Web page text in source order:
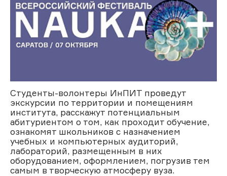
Студенты-волонтеры ИнПИТ проведут
экскурсии по территории и помещениям
института, расскажут потенциальным
абитуриентом о том, как проходит обучение,
ознакомят школьников с назначением
учебных и компьютерных аудиторий,
лабораторий, размещенным в них
оборудованием, оформлением, погрузив тем
самым в творческую атмосферу вуза.